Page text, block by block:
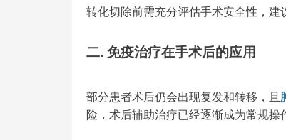
转化切除前需充分评估手术安全性，建
二. 免疫治疗在手术后的应用
部分患者术后仍会出现复发和转移，且
险，术后辅助治疗已经逐渐成为常规操